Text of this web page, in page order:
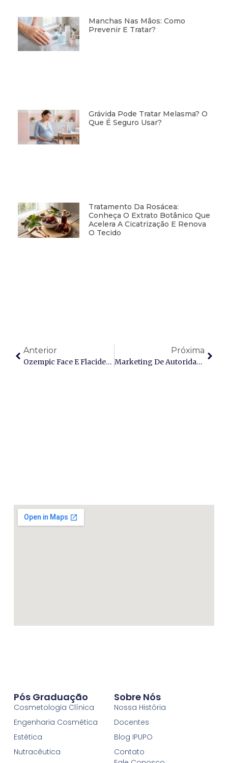
Manchas Nas Mãos: Como
Prevenir E Tratar?
Grávida Pode Tratar Melasma? O
Que É Seguro Usar?
Tratamento Da Rosácea:
Conheça O Extrato Botânico Que
Acelera A Cicatrização E Renova
O Tecido
Anterior
Ozempic Face E Flacidez: Como Tratar A Perda De Sustentação Dérmica E O Envelhecimento Cutâneo Precoce
Próxima
Marketing De Autoridade Científica: Como Se Tornar Uma Referência Inquestionável Em Saúde Estética Em 2026
Pós Graduação
Cosmetologia Clínica
Engenharia Cosmética
Estética
Nutracêutica
Sobre Nós
Nossa História
Docentes
Blog IPUPO
Contato